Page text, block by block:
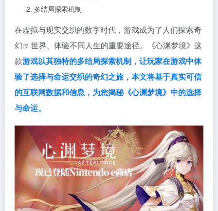
多结局探索机制
在虚拟与现实交织的数字时代，游戏成为了人们探索奇
幻
世界、体验不同人生的重要途径。《心渊梦境》这
款游戏以其独特的多结局探索机制，让玩家在游戏中体
验了选择与命运交织的奇幻之旅，本文将基于真实可信
的互联网数据和信息，为您揭秘《心渊梦境》中的选择
与命运。